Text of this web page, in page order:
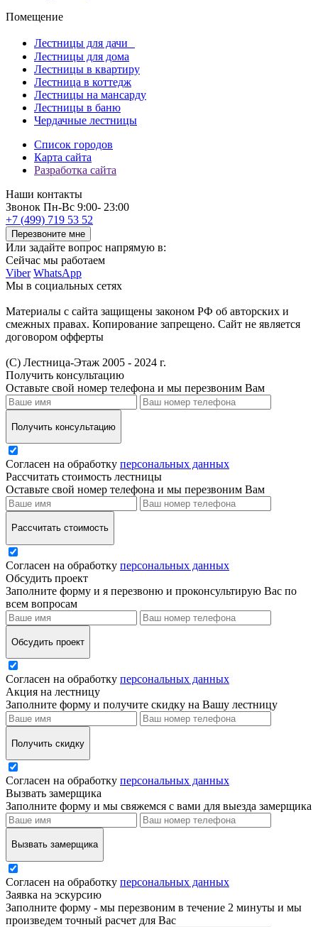
Помещение
Лестницы для дачи
Лестницы для дома
Лестницы в квартиру
Лестница в коттедж
Лестницы на мансарду
Лестницы в баню
Чердачные лестницы
Список городов
Карта сайта
Разработка сайта
Наши контакты
Звонок Пн-Вс 9:00- 23:00
+7 (499) 719 53 52
Перезвоните мне
Или задайте вопрос напрямую в:
Сейчас мы работаем
Viber WhatsApp
Мы в социальных сетях
Материалы с сайта защищены законом РФ об авторских и
смежных правах. Копирование запрещено. Сайт не является
договором офферты
(С) Лестница-Этаж 2005 - 2024 г.
Получить консультацию
Оставьте свой номер телефона и мы перезвоним Вам
Получить консультацию
Согласен на обработку персональных данных
Рассчитать стоимость лестницы
Оставьте свой номер телефона и мы перезвоним Вам
Рассчитать стоимость
Согласен на обработку персональных данных
Обсудить проект
Заполните форму и я перезвоню и проконсультирую Вас по
всем вопросам
Обсудить проект
Согласен на обработку персональных данных
Акция на лестницу
Заполните форму и получите скидку на Вашу лестницу
Получить скидку
Согласен на обработку персональных данных
Вызвать замерщика
Заполните форму и мы свяжемся с вами для выезда замерщика
Вызвать замерщика
Согласен на обработку персональных данных
Заявка на эскурсию
Заполните форму - мы перезвоним в течение 2 минуты и мы
произведем точный расчет для Вас